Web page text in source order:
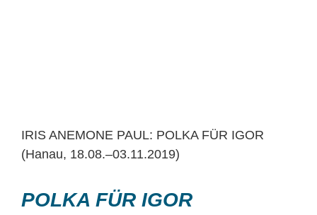
IRIS ANEMONE PAUL: POLKA FÜR IGOR
(Hanau, 18.08.–03.11.2019)
POLKA FÜR IGOR